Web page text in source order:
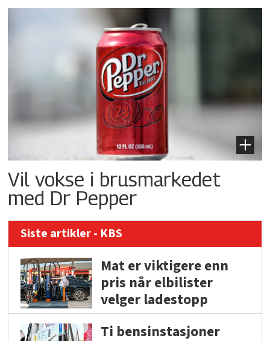
Vil vokse i brusmarkedet
med Dr Pepper
Siste artikler - KBS
Mat er viktigere enn
pris når elbilister
velger ladestopp
Ti bensinstasjoner